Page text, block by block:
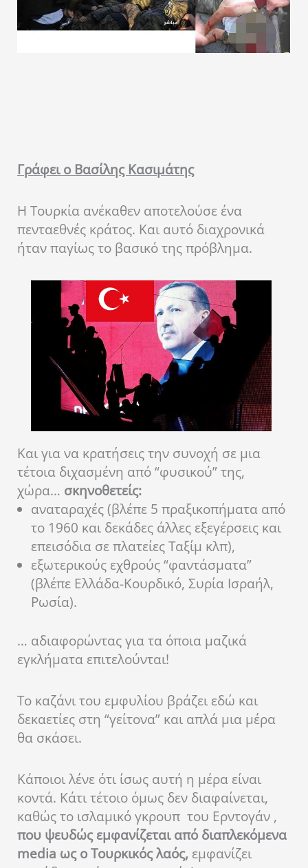
Γράφει ο Βασίλης Κασιμάτης
Η Τουρκία ανέκαθεν αποτελούσε ένα
πενταεθνές κράτος. Και αυτό διαχρονικά
ήταν παγίως το βασικό της πρόβλημα.
Και για να κρατήσεις την συνοχή σε μια
τέτοια διχασμένη από “φυσικού” της,
χώρα… σκηνοθετείς:
αναταραχές (βλέπε 5 πραξικοπήματα από
το 1960 και δεκάδες άλλες εξεγέρσεις και
επεισόδια σε πλατείες Ταξίμ κλπ),
εξωτερικούς εχθρούς “φαντάσματα”
(βλέπε Ελλάδα-Κουρδικό, Συρία Ισραήλ,
Ρωσία).
… αδιαφορώντας για τα όποια μαζικά
εγκλήματα επιτελούνται!
Το καζάνι του εμφυλίου βράζει εδώ και
δεκαετίες στη “γείτονα” και απλά μια μέρα
θα σκάσει.
Κάποιοι λένε ότι ίσως αυτή η μέρα είναι
κοντά. Κάτι τέτοιο όμως δεν διαφαίνεται,
καθώς το ισλαμικό γκρουπ του Ερντογάν ,
που ψευδώς εμφανίζεται από διαπλεκόμενα
media ως ο Τουρκικός λαός, εμφανίζει